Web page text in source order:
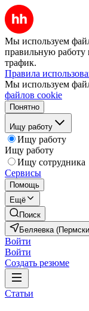
Мы используем
правильную работу
трафик.
Правила
Мы используем
файлов cookie
Понятно
Ищу работу
Ищу работу
Ищу работу
Ищу сотрудника
Сервисы
Помощь
Ещё
Поиск
Беляевка
Войти
Войти
Создать резюме
Статьи